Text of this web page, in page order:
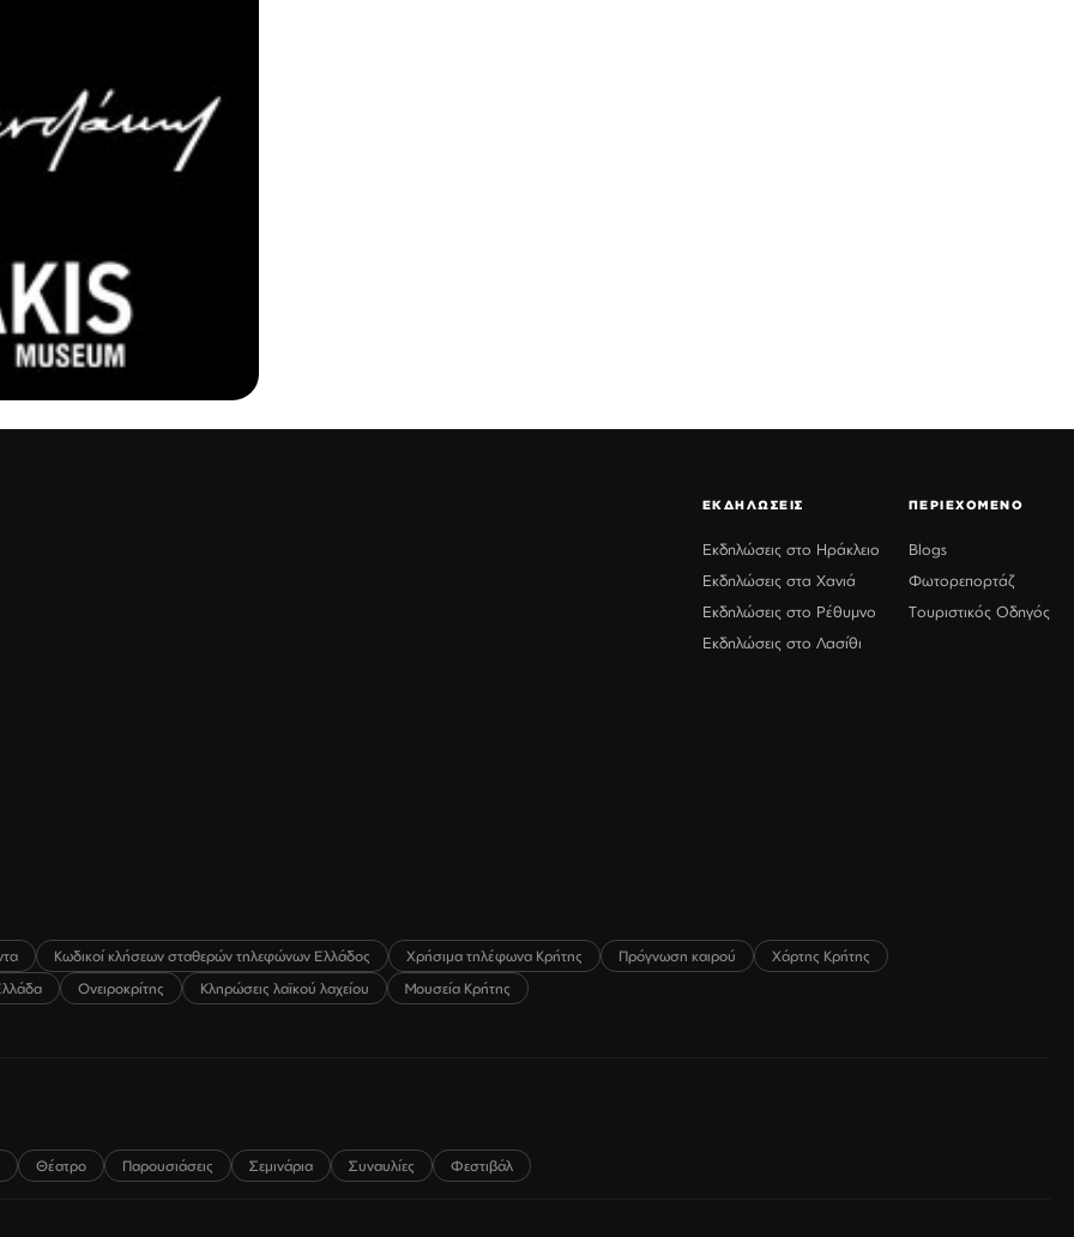
ΕΚΔΗΛΩΣΕΙΣ
Εκδηλώσεις στο Ηράκλειο
Εκδηλώσεις στα Χανιά
Εκδηλώσεις στο Ρέθυμνο
Εκδηλώσεις στο Λασίθι
ΠΕΡΙΕΧΟΜΕΝΟ
Blogs
Φωτορεπορτάζ
Τουριστικός Οδηγός
Κωδικοί κλήσεων σταθερών τηλεφώνων Ελλάδος Χρήσιμα τηλέφωνα Κρήτης Πρόγνωση καιρού
Χάρτης Κρήτης
Ονειροκρίτης Κληρώσεις λαϊκού λαχείου Μουσεία Κρήτης
Θέατρο Παρουσιάσεις Σεμινάρια Συναυλίες Φεστιβάλ